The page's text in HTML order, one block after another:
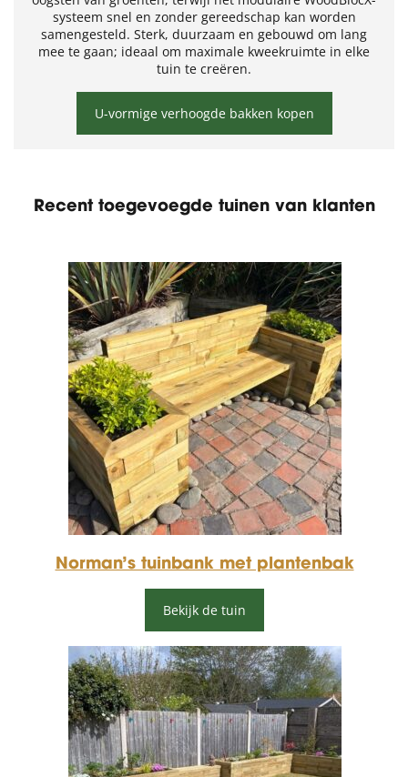
systeem snel en zonder gereedschap kan worden
samengesteld. Sterk, duurzaam en gebouwd om lang
mee te gaan; ideaal om maximale kweekruimte in elke
tuin te creëren.
U-vormige verhoogde bakken kopen
Recent toegevoegde tuinen van klanten
Norman’s tuinbank met plantenbak
Bekijk de tuin